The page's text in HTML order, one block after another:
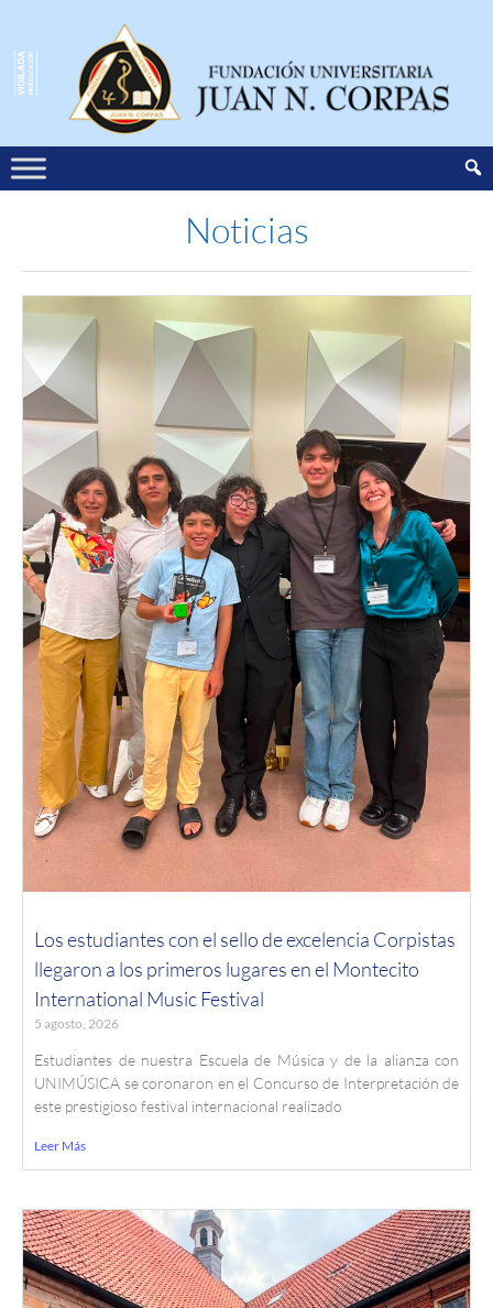
Noticias
Los estudiantes con el sello de excelencia Corpistas
llegaron a los primeros lugares en el Montecito
International Music Festival
5 agosto, 2026
Estudiantes de nuestra Escuela de Música y de la alianza con
UNIMÚSICA se coronaron en el Concurso de Interpretación de
este prestigioso festival internacional realizado
Leer Más